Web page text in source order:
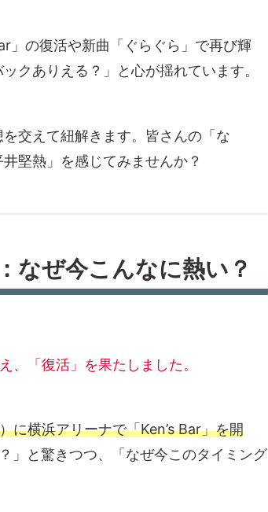
」の復活や新曲「ぐらぐら」で再び輝
クありえる？」と心が揺れています。
交えて紐解きます。皆さんの「な
堅熱」を感じてみませんか？
なぜ今こんなに熱い？
「復活」を果たしました。
に横浜アリーナで「Ken’s Bar」を開
」と驚きつつ、「なぜ今このタイミング